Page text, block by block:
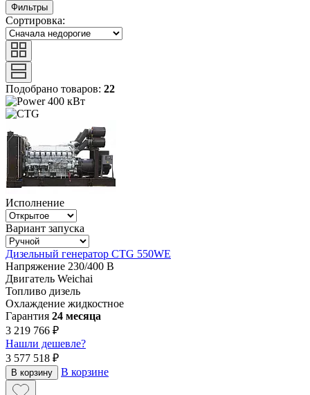
Фильтры
Сортировка:
Подобрано товаров: 22
400 кВт
Исполнение
Вариант запуска
Дизельный генератор CTG 550WE
Напряжение 230/400 В
Двигатель Weichai
Топливо дизель
Охлаждение жидкостное
Гарантия 24 месяца
3 219 766 ₽
Нашли дешевле?
3 577 518 ₽
В корзину В корзине